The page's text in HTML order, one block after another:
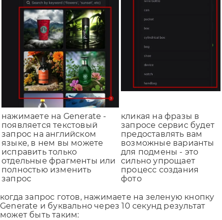
нажимаете на Generate -
появляется текстовый
запрос на английском
языке, в нем вы можете
исправить только
отдельные фрагменты или
полностью изменить
запрос
кликая на фразы в
запросе сервис будет
предоставлять вам
возможные варианты
для подмены - это
сильно упрощает
процесс создания
фото
когда запрос готов, нажимаете на зеленую кнопку
Generate и буквально через 10 секунд результат
может быть таким: